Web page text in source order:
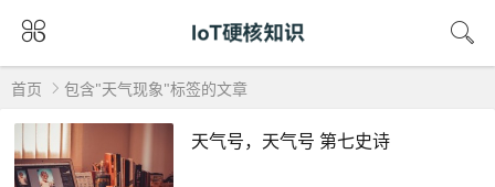
首页 包含"天气现象"标签的文章
天气号，天气号 第七史诗